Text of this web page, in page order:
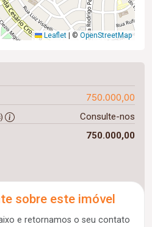
Leaflet | © OpenStreetMap
750.000,00
Consulte-nos
750.000,00
sobre este imóvel
e retornamos o seu contato